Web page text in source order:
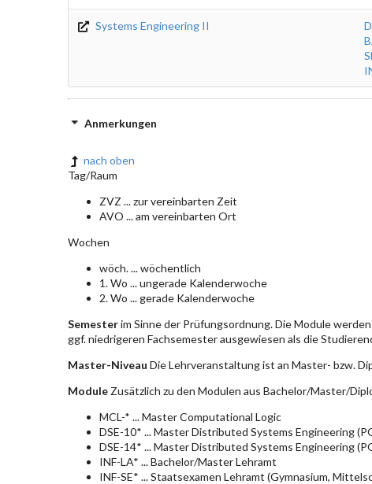
Systems Engineering II
Anmerkungen
nach oben
Tag/Raum
ZVZ ... zur vereinbarten Zeit
AVO ... am vereinbarten Ort
Wochen
wöch. ... wöchentlich
1. Wo ... ungerade Kalenderwoche
2. Wo ... gerade Kalenderwoche
Semesterim Sinne der Prüfungsordnung. Die Module
ggf. niedrigeren Fachsemester ausgewiesen als die
Master-Niveau Die Lehrveranstaltung ist an Master- bzw.
ModuleZusätzlich zu den Modulen aus Bachelor/Master/
MCL-* ... Master Computational Logic
DSE-10* ... Master Distributed Systems Engineering
DSE-14* ... Master Distributed Systems Engineering
INF-LA* ... Bachelor/Master Lehramt
INF-SE* ... Staatsexamen Lehramt (Gymnasium,